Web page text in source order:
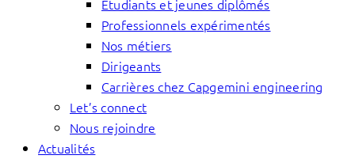
Étudiants et jeunes diplômés
Professionnels expérimentés
Nos métiers
Dirigeants
Carrières chez Capgemini engineering
Let’s connect
Nous rejoindre
Actualités